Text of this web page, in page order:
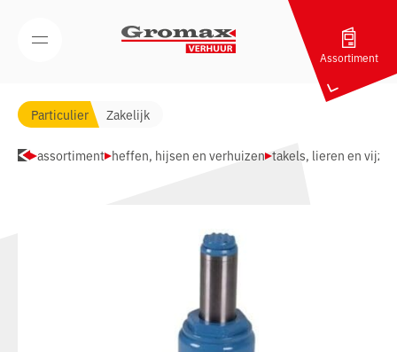
Open/Sluit mobiel menu
Assortiment
Particulier Zakelijk
assortiment heffen, hijsen en verhuizen takels, lieren en